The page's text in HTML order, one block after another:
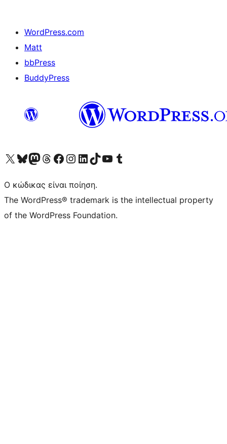
WordPress.com
Matt
bbPress
BuddyPress
Visit our X (formerly Twitter) account
Visit our Bluesky account
Επισκεφθείτε τον λογαριασμό μας στο Mastodon
Visit our Threads account
Επισκεφτείτε τη σελίδα μας στο Facebook
Επισκεφθείτε τον λογαριασμό μας Instagram
Επισκεφθείτε τον λογαριασμό μας LinkedIn
Visit our TikTok account
Visit our YouTube channel
Visit our Tumblr account
Ο κώδικας είναι ποίηση.
The WordPress® trademark is the intellectual property
of the WordPress Foundation.